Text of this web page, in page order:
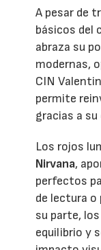
A pesar de
básicos del
abraza su
modernas,
CIN
permite
gracias a
Los rojos
Nirvana,
perfectos
de lectura o
su parte,
equilibrio y